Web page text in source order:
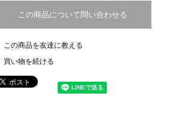
この商品について問い合わせる
この商品を友達に教える
買い物を続ける